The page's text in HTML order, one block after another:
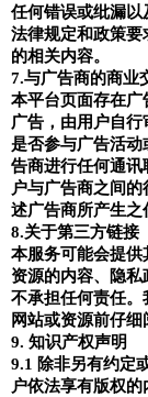
任何错误或纰漏
法律规定和政策
的相关内容。
7.与广告商的商业
本平台页面存在
广告，由用户自
是否参与广告活动
告商进行任何通讯
户与广告商之间
述广告商所产生之
8.关于第三方链接
本服务可能会提
资源的内容、隐
不承担任何责任
网站或资源前仔细
9. 知识产权声明
9.1 除非另有约定
户依法享有版权